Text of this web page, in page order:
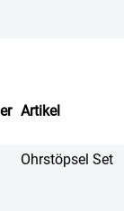
Artikel
Ohrstöpsel Set